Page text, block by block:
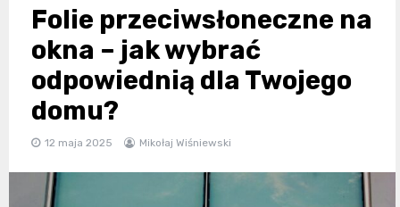
Folie przeciwsłoneczne na
okna – jak wybrać
odpowiednią dla Twojego
domu?
12 maja 2025 Mikołaj Wiśniewski